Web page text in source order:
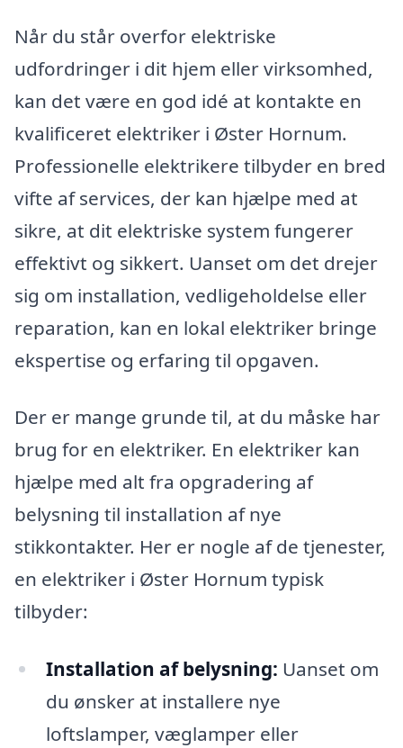
Når du står overfor elektriske
udfordringer i dit hjem eller virksomhed,
kan det være en god idé at kontakte en
kvalificeret elektriker i Øster Hornum.
Professionelle elektrikere tilbyder en bred
vifte af services, der kan hjælpe med at
sikre, at dit elektriske system fungerer
effektivt og sikkert. Uanset om det drejer
sig om installation, vedligeholdelse eller
reparation, kan en lokal elektriker bringe
ekspertise og erfaring til opgaven.
Der er mange grunde til, at du måske har
brug for en elektriker. En elektriker kan
hjælpe med alt fra opgradering af
belysning til installation af nye
stikkontakter. Her er nogle af de tjenester,
en elektriker i Øster Hornum typisk
tilbyder:
Installation af belysning: Uanset om
du ønsker at installere nye
loftslamper, væglamper eller